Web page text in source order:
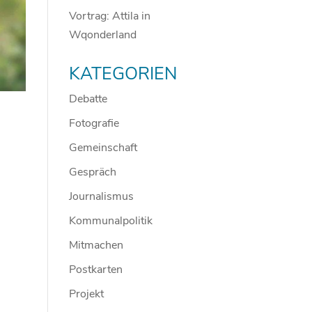
Vortrag: Attila in
Wqonderland
KATEGORIEN
Debatte
Fotografie
Gemeinschaft
Gespräch
Journalismus
Kommunalpolitik
Mitmachen
Postkarten
Projekt